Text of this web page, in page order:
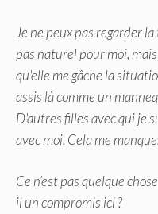
Je ne peux pas regarder
pas naturel pour moi,
qu'elle me gâche la
assis là comme un
D'autres filles avec qui je
avec moi. Cela me manque.
Ce n’est pas quelque
il un compromis ici ?